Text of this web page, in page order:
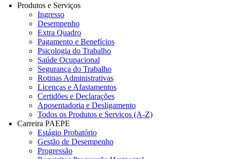
Produtos e Serviços
Ingresso
Desempenho
Extra Quadro
Pagamento e Benefícios
Psicologia do Trabalho
Saúde Ocupacional
Segurança do Trabalho
Rotinas Administrativas
Licenças e Afastamentos
Certidões e Declarações
Aposentadoria e Desligamento
Todos os Produtos e Serviços (A-Z)
Carreira PAEPE
Estágio Probatório
Gestão de Desempenho
Progressão